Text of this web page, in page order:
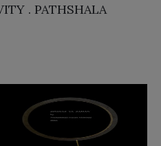
. PATHSHALA